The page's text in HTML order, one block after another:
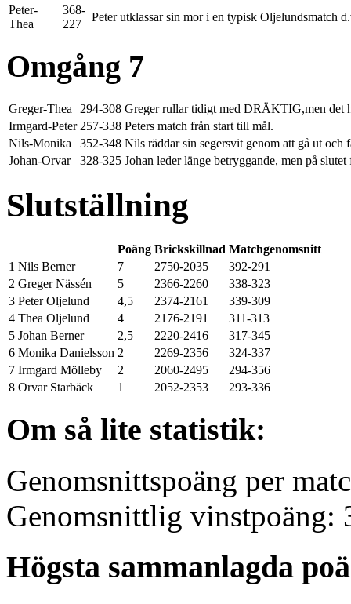
Peter-
Thea
368-
227
Peter utklassar sin mor i en typisk Oljelundsmatch
Omgång 7
Greger-Thea 294-308 Greger rullar tidigt med DRÄKTIG,men det
Irmgard-Peter 257-338 Peters match från start till mål.
Nils-Monika
352-348 Nils räddar sin segersvit genom att gå ut och
Johan-Orvar
328-325 Johan leder länge betryggande, men på
Slutställning
Poäng Brickskillnad Matchgenomsnitt
1 Nils Berner 7 2750-2035
392-291
2 Greger Nässén 5 2366-2260
338-323
3 Peter Oljelund 4,5 2374-2161
339-309
4 Thea Oljelund 4 2176-2191
311-313
5 Johan Berner 2,5 2220-2416
317-345
6 Monika Danielsson 2 2269-2356
324-337
7 Irmgard Mölleby 2 2060-2495
294-356
8 Orvar Starbäck 1 2052-2353 293-336
Om så lite statistik:
Genomsnittspoäng per
Genomsnittlig vinstpoäng:
Högsta sammanlagda